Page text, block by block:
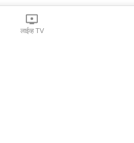
लाईव्ह TV